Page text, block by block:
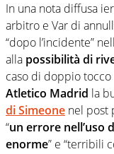
In una nota diffusa
arbitro e Var di
“dopo l’incidente”
alla possibilità di
caso di doppio tocco
Atletico Madrid la
di Simeone nel post
“un errore nell’uso
enorme” e “terribili